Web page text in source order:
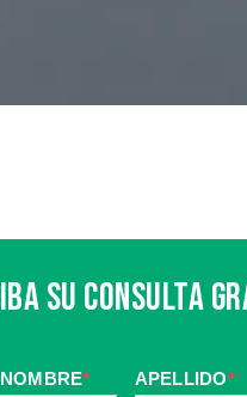
Su Consulta
* APELLIDO*